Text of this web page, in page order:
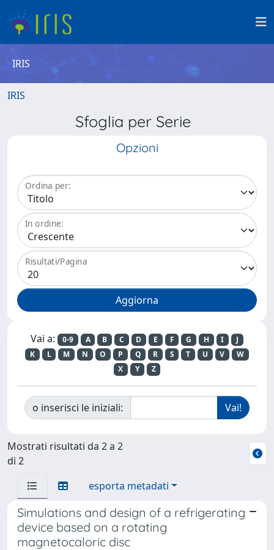
IRIS
IRIS
Sfoglia per Serie
Opzioni
Ordina per:
In ordine:
Risultati/Pagina
Vai a: 0-9 A B C D E F G H I
J
K
L M N O P Q R S T U V
W
X
Y Z
o inserisci le iniziali:
Mostrati risultati da 2 a 2
di 2
esporta metadati
Simulations and design of a refrigerating
device based on a rotating
magnetocaloric disc